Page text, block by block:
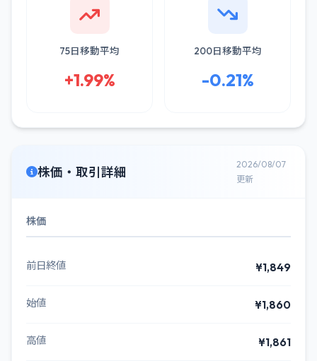
75日移動平均
+1.99%
200日移動平均
-0.21%
株価・取引詳細
2026/08/07
更新
株価
前日終値 ¥1,849
始値 ¥1,860
高値 ¥1,861